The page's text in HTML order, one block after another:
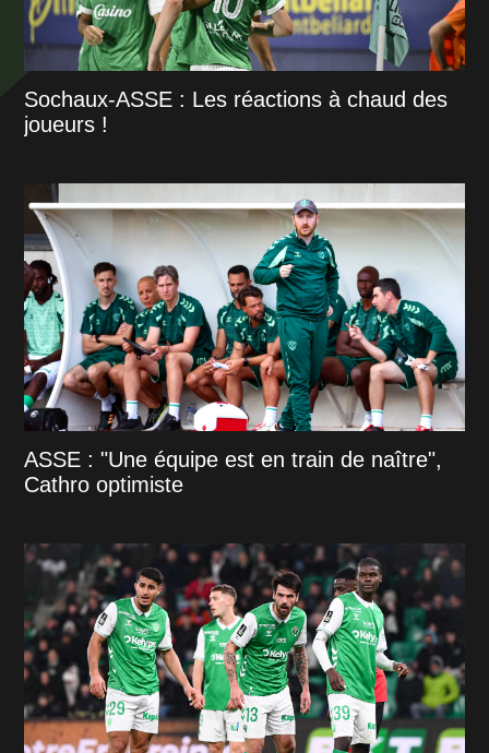
Sochaux-ASSE : Les réactions à chaud des
joueurs !
ASSE : "Une équipe est en train de naître",
Cathro optimiste